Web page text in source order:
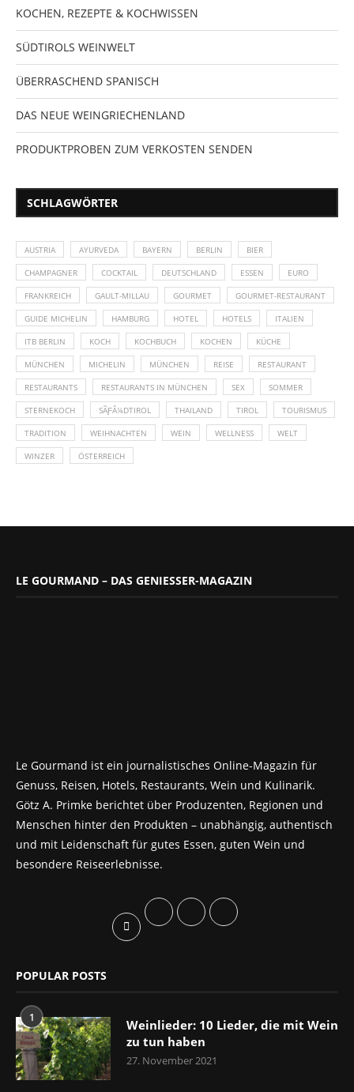
KOCHEN, REZEPTE & KOCHWISSEN
SÜDTIROLS WEINWELT
ÜBERRASCHEND SPANISCH
DAS NEUE WEINGRIECHENLAND
PRODUKTPROBEN ZUM VERKOSTEN SENDEN
SCHLAGWÖRTER
AUSTRIA AYURVEDA BAYERN BERLIN BIER
CHAMPAGNER COCKTAIL DEUTSCHLAND ESSEN EURO
FRANKREICH GAULT-MILLAU GOURMET GOURMET-RESTAURANT
GUIDE MICHELIN HAMBURG HOTEL HOTELS ITALIEN
ITB BERLIN KOCH KOCHBUCH KOCHEN KÜCHE
MÜNCHEN MICHELIN MÜNCHEN REISE RESTAURANT
RESTAURANTS RESTAURANTS IN MÜNCHEN SEX SOMMER
STERNEKOCH SÃƑÂ¼DTIROL THAILAND TIROL TOURISMUS
TRADITION WEIHNACHTEN WEIN WELLNESS WELT
WINZER ÖSTERREICH
LE GOURMAND – DAS GENIESSER-MAGAZIN
Le Gourmand ist ein journalistisches Online-Magazin für
Genuss, Reisen, Hotels, Restaurants, Wein und Kulinarik.
Götz A. Primke berichtet über Produzenten, Regionen und
Menschen hinter den Produkten – unabhängig, authentisch
und mit Leidenschaft für gutes Essen, guten Wein und
besondere Reiseerlebnisse.
POPULAR POSTS
1
Weinlieder: 10 Lieder, die mit Wein
zu tun haben
27. November 2021